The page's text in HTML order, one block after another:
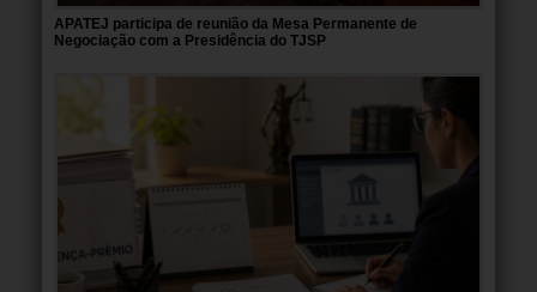
APATEJ participa de reunião da Mesa Permanente de
Negociação com a Presidência do TJSP